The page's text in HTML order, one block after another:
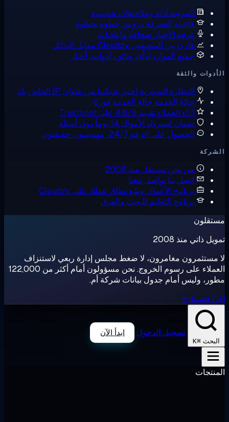
المدونةأدلة وملاحظات هندسية
قاعدة المعرفة دروس خطوة بخطوة
غرفة الأخبارصحافة وإعلانات
قارن بين المضيفينCloudzy مقابل البدائل
جميع الموارد أدلّة، وثائق، أدوات، أخبار
والثقة
النظارة السحريةاختبر شبكتنا من عنوان IP الخاص بك
حالة الخدمةحالة الخدمة فوريًا
آراء العملاءتقييم 4.6/5 على Trustpilot
ضمان استرداد الأموال14 يوماً دون أسئلة
الحصول على الدعم 24/7، مهندسون حقيقيون
من نحنمستقل منذ 2008
اتصل بنا تواصل معنا
برنامج الأعمالوسّع نطاق عملك على Cloudzy
برنامج التعليمللبحث والفرق
ذاتي منذ 2008
مستثمرون مغامرون، لا ضغط مجلس إدارة ربعي لاستنزاف
العملاء على رسوم الخروج. نحن مسؤولون أمام أكثر من 122,000
وليس أمام جدول بيانات شركة أم.
قصتنا ←
⌘K
تسجيل الدخول ابدأ الآن